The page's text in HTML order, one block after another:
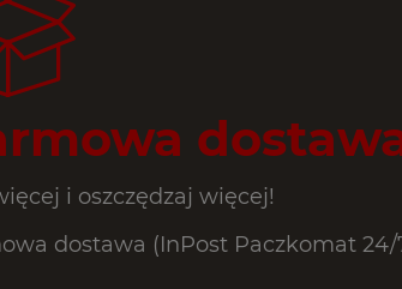
i oszczędzaj więcej!
dostawa (InPost Paczkomat 24/